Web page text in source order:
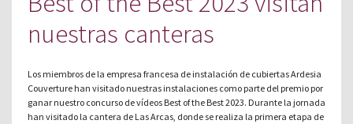
nuestras canteras
Los miembros de la empresa francesa de instalación de cubiertas Ardesia
Couverture han visitado nuestras instalaciones como parte del premio por
ganar nuestro concurso de vídeos Best of the Best 2023. Durante la jornada
han visitado la cantera de Las Arcas, donde se realiza la primera etapa de